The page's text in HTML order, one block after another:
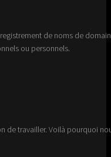
de noms de
ou personnels.
de travailler. Voilà pourquoi